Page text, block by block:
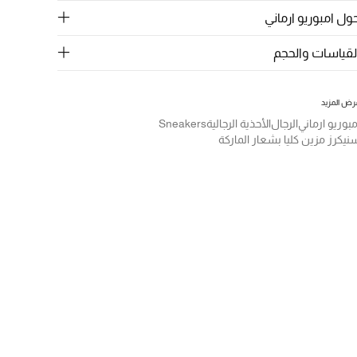
امبوريو ارماني
والحجم
المزيد
ارمانيالرجالالأحذية الرجاليةSneakers
مزين كليا بشعار الماركة